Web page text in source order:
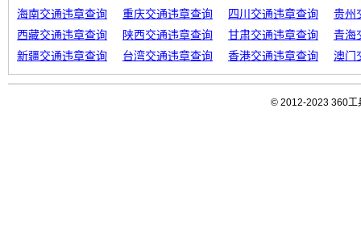
海南交通违章查询
重庆交通违章查询 四川交通违章查询
贵州
西藏交通违章查询
陕西交通违章查询 甘肃交通违章查询
青海
新疆交通违章查询
台湾交通违章查询 香港交通违章查询 澳门
© 2012-2023 360工